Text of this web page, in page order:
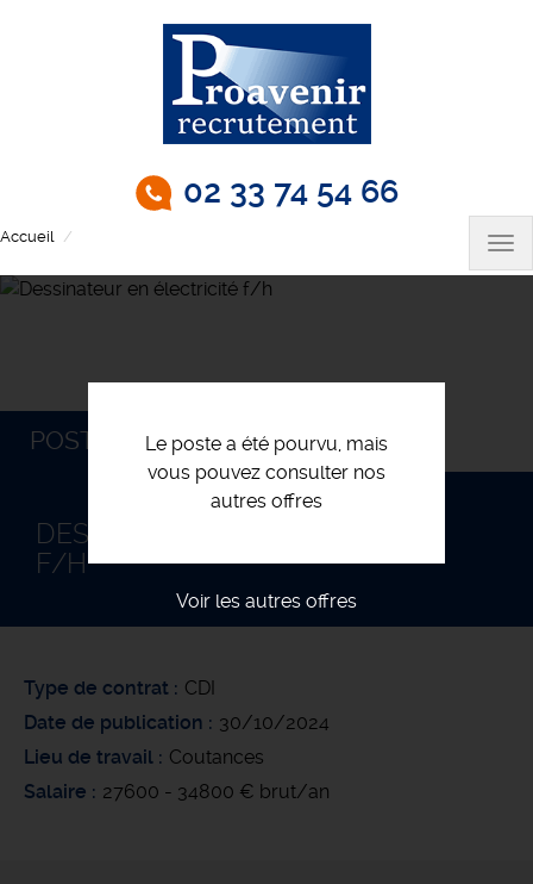
02 33 74 54 66
Accueil
Le poste a été pourvu, mais
vous pouvez consulter nos
autres offres
Voir les autres offres
POSTULEZ
DESSINATEUR EN ÉLECTRICITÉ
F/H
Type de contrat
CDI
Date de publication
30/10/2024
Lieu de travail
Coutances
Salaire
27600 - 34800 € brut/an